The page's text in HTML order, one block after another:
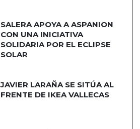
SALERA APOYA A ASPANION
CON UNA INICIATIVA
SOLIDARIA POR EL ECLIPSE
SOLAR
JAVIER LARAÑA SE SITÚA AL
FRENTE DE IKEA VALLECAS